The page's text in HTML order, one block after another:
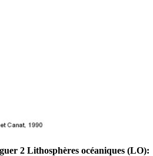
2 Lithosphères océaniques (LO):